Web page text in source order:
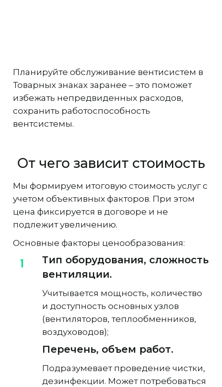
Планируйте обслуживание вентисистем в
Товарных знаках заранее – это поможет
избежать непредвиденных расходов,
сохранить работоспособность
вентсистемы.
От чего зависит стоимость
Мы формируем итоговую стоимость услуг с
учетом объективных факторов. При этом
цена фиксируется в договоре и не
подлежит увеличению.
Основные факторы ценообразования:
Тип оборудования, сложность
вентиляции.
Учитывается мощность, количество
и доступность основных узлов
(вентиляторов, теплообменников,
воздуховодов);
Перечень, объем работ.
Подразумевает проведение чистки,
дезинфекции. Может потребоваться